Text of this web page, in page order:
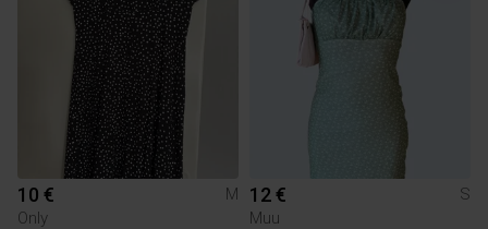
10 €
M
Only
12 €
S
Muu